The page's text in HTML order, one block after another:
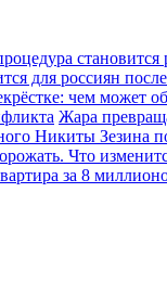
для россиян после
чем может
Жара
Никиты Зезина
Что
за 8